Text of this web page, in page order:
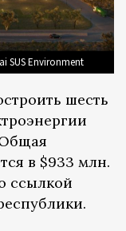
SUS Environment
шесть
в $933 млн.
ссылкой